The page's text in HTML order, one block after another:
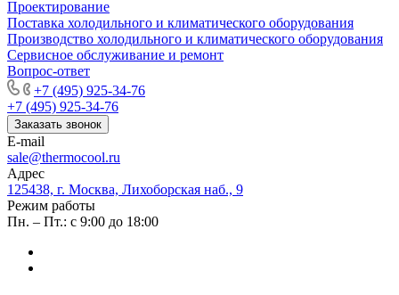
Проектирование
Поставка холодильного и климатического оборудования
Производство холодильного и климатического оборудования
Сервисное обслуживание и ремонт
Вопрос-ответ
+7 (495) 925-34-76
+7 (495) 925-34-76
Заказать звонок
E-mail
sale@thermocool.ru
Адрес
125438, г. Москва, Лихоборская наб., 9
Режим работы
Пн. – Пт.: с 9:00 до 18:00